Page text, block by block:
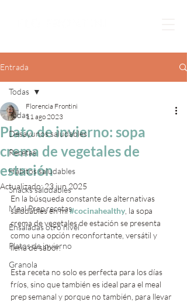
Entrada
Todas
Desayunos saludables
Recetas
Hábitos saludables
Snacks saludables
Meal Prep recetas
Ensaladas otro nivel
Platos de invierno
Granola
Todas
Plato de invierno: sopa
crema de vegetales de
estación
Florencia Frontini
11 ago 2023
Actualizado:23 jun 2025
En la búsqueda constante de alternativas
saludables en mi #cocinahealthy , la sopa
crema de vegetales de estación se presenta
como una opción reconfortante, versátil y
llena de sabor.
Esta receta no solo es perfecta para los días
fríos, sino que también es ideal para el meal
prep semanal y porque no también, para llevar